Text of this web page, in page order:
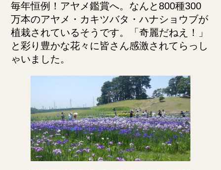
毎年恒例！アヤメ鑑賞へ。なんと800種300
万本のアヤメ・カキツバタ・ハナショウブが
植栽されているそうです。「奇麗だねえ！」
と彩り豊かな花々に皆さん感激されてらっし
ゃいました。